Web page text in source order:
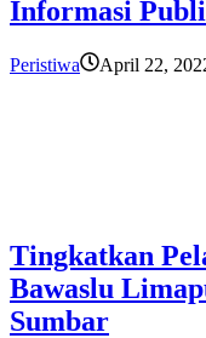
Informasi
Peristiwa April 22,
Tingkatkan
Bawaslu
Sumbar